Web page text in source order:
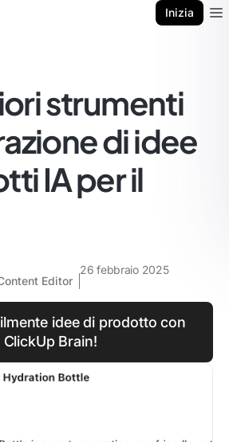
Inizia
strumenti
di idee
IA per il
Editor
26 febbraio 2025
idee di prodotto con
ClickUp Brain!